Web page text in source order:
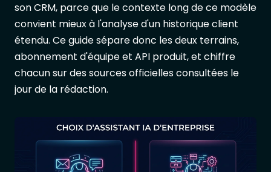
son CRM, parce que le contexte long de ce modèle
convient mieux à l'analyse d'un historique client
étendu. Ce guide sépare donc les deux terrains,
abonnement d'équipe et API produit, et chiffre
chacun sur des sources officielles consultées le
jour de la rédaction.